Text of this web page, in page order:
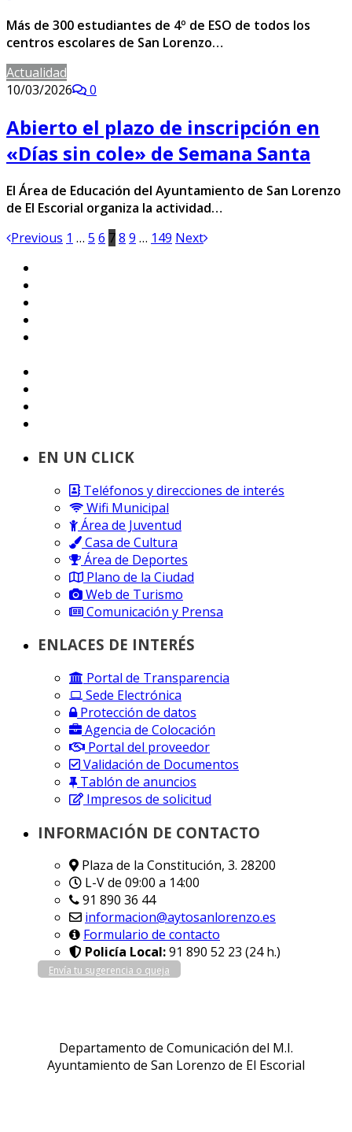
Más de 300 estudiantes de 4º de ESO de todos los
centros escolares de San Lorenzo…
Actualidad
10/03/2026
0
Abierto el plazo de inscripción en
«Días sin cole» de Semana Santa
El Área de Educación del Ayuntamiento de San Lorenzo
de El Escorial organiza la actividad…
Previous 1 … 5 6 78 9 … 149 Next
EN UN CLICK
Teléfonos y direcciones de interés
Wifi Municipal
Área de Juventud
Casa de Cultura
Área de Deportes
Plano de la Ciudad
Web de Turismo
Comunicación y Prensa
ENLACES DE INTERÉS
Portal de Transparencia
Sede Electrónica
Protección de datos
Agencia de Colocación
Portal del proveedor
Validación de Documentos
Tablón de anuncios
Impresos de solicitud
INFORMACIÓN DE CONTACTO
Plaza de la Constitución, 3. 28200
L-V de 09:00 a 14:00
91 890 36 44
informacion@aytosanlorenzo.es
Formulario de contacto
Policía Local:91 890 52 23 (24 h.)
Envía tu sugerencia o queja
Departamento de Comunicación del M.I.
Ayuntamiento de San Lorenzo de El Escorial